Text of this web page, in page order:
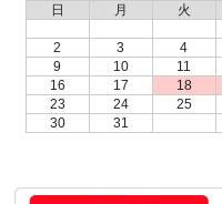
日
月 火
2
3 4
9
10 11
16
17 18
23
24 25
30
31